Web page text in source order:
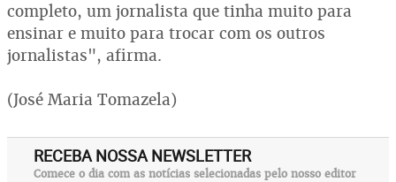
completo, um jornalista que tinha muito para
ensinar e muito para trocar com os outros
jornalistas", afirma.
(José Maria Tomazela)
RECEBA NOSSA NEWSLETTER
Comece o dia com as notícias selecionadas pelo nosso editor